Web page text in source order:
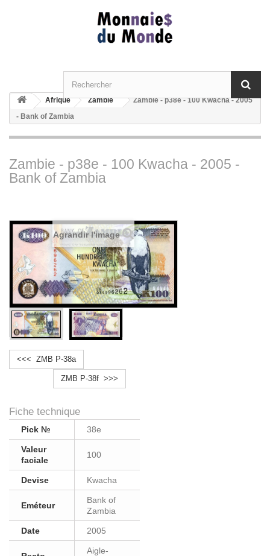
Afrique Zambie
Zambie - p38e - 100 Kwacha - 2005
- Bank of Zambia
Zambie - p38e - 100 Kwacha - 2005 -
Bank of Zambia
Agrandir l'image
<<< ZMB P-38a
ZMB P-38f >>>
Fiche technique
Pick № 38e
Valeur
faciale
100
Devise Kwacha
Eméteur
Bank of
Zambia
Date 2005
Aigle-